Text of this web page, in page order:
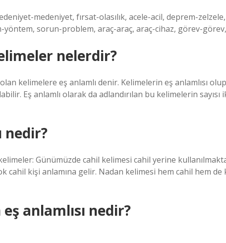
medeniyet, fırsat-olasılık, acele-acil, deprem-
yöntem, sorun-problem, araç-araç, araç-cihaz, görev-
nelerdir?
olan kelimelere eş anlamlı denir. Kelimelerin eş anlamlısı olup
Eş anlamlı olarak da adlandırılan bu kelimelerin sayısı
nedir?
Günümüzde cahil kelimesi cahil yerine
cahil kişi anlamına gelir. Nadan kelimesi hem cahil hem de
anlamlısı nedir?